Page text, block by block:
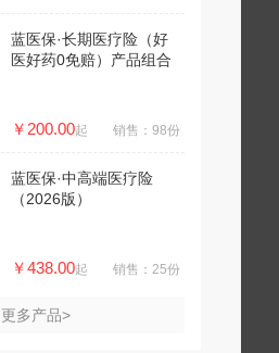
蓝医保·长期医疗险（好
医好药0免赔）产品组合
￥200.00起 销售：98份
蓝医保·中高端医疗险
（2026版）
￥438.00起 销售：25份
更多产品>